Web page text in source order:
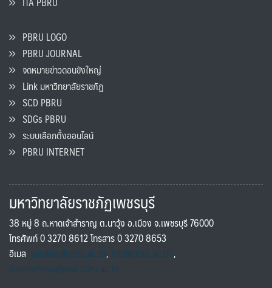
PBRU LOGO
PBRU JOURNAL
จดหมายข่าวดอนขังใหญ่
Link มหาวิทยาลัยราชภัฏ
SCD PBRU
SDGs PBRU
ระบบเลือกตั้งออนไลน์
PBRU INTERNET
มหาวิทยาลัยราชภัฏเพชรบุรี
38 หมู่ 8 ถ.หาดเจ้าสำราญ ต.นาวุ้ง อ.เมือง จ.เพชรบุรี 76000
โทรศัพท์ 0 3270 8612 โทรสาร 0 3270 8653
อีเมล saraban@pbru.ac.th, info@pbru.ac.th,
international@mail.pbru.ac.th